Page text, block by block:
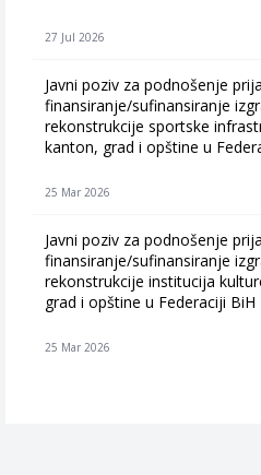
27 Jul 2026
Javni poziv za podnošenje
finansiranje/sufinansiranje
rekonstrukcije sportske
kanton, grad i opštine u
25 Mar 2026
Javni poziv za podnošenje
finansiranje/sufinansiranje
rekonstrukcije institucija
grad i opštine u Federaciji BiH
25 Mar 2026